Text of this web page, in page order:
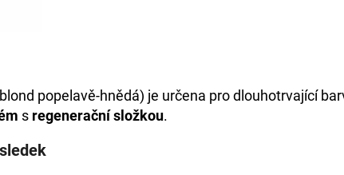
popelavě-hnědá) je určena pro dlouhotrvající
s regenerační složkou.